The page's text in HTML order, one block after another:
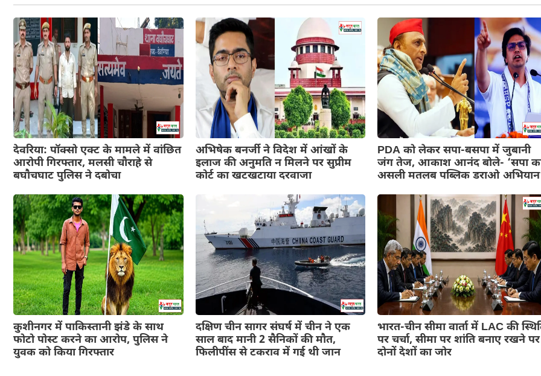
देवरिया: पॉक्सो एक्ट के मामले में वांछित
आरोपी गिरफ्तार, मलसी चौराहे से
बघौचघाट पुलिस ने दबोचा
अभिषेक बनर्जी ने विदेश में आंखों के
इलाज की अनुमति न मिलने पर सुप्रीम
कोर्ट का खटखटाया दरवाजा
PDA को लेकर सपा-बसपा में जुबानी
जंग तेज, आकाश आनंद बोले- ‘सपा
असली मतलब पब्लिक डराओ
कुशीनगर में पाकिस्तानी झंडे के साथ
फोटो पोस्ट करने का आरोप, पुलिस ने
युवक को किया गिरफ्तार
दक्षिण चीन सागर संघर्ष में चीन ने एक
साल बाद मानी 2 सैनिकों की मौत,
फिलीपींस से टकराव में गई थी जान
भारत-चीन सीमा वार्ता में LAC की
पर चर्चा, सीमा पर शांति बनाए रखने पर
दोनों देशों का जोर